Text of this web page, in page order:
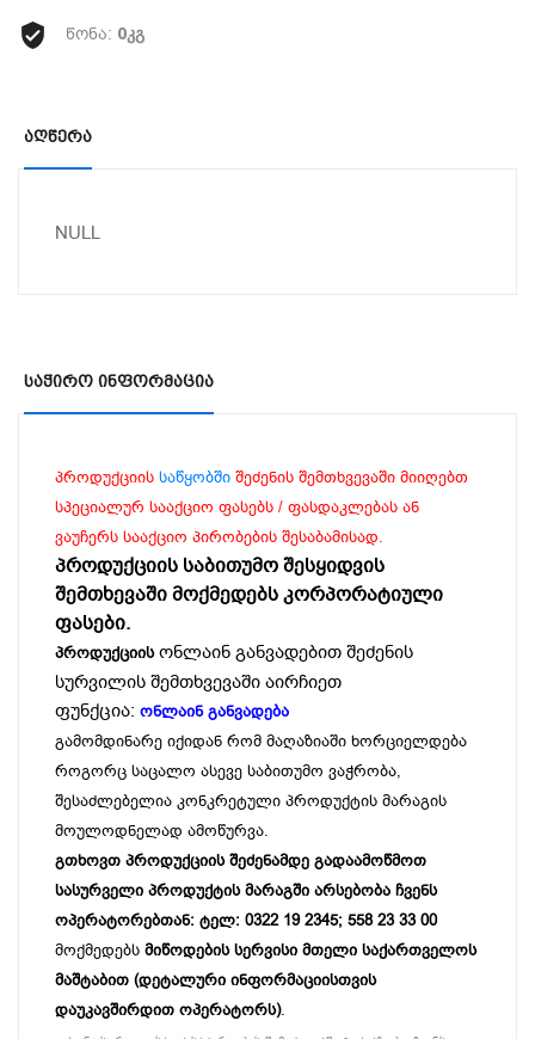
წონა: 0კგ
Აღწერა
NULL
Საჭირო Ინფორმაცია
პროდუქციის საწყობში შეძენის შემთხვევაში მიიღებთ
სპეციალურ სააქციო ფასებს / ფასდაკლებას ან
ვაუჩერს სააქციო პირობების შესაბამისად.
პროდუქციის საბითუმო შესყიდვის
შემთხევაში მოქმედებს კორპორატიული
ფასები.
პროდუქციის ონლაინ განვადებით შეძენის
სურვილის შემთხვევაში აირჩიეთ
ფუნქცია: ონლაინ განვადება
გამომდინარე იქიდან რომ მაღაზიაში ხორციელდება
როგორც საცალო ასევე საბითუმო ვაჭრობა,
შესაძლებელია კონკრეტული პროდუქტის მარაგის
მოულოდნელად ამოწურვა.
გთხოვთ პროდუქციის შეძენამდე გადაამოწმოთ
სასურველი პროდუქტის მარაგში არსებობა ჩვენს
ოპერატორებთან: ტელ: 0322 19 2345; 558 23 33 00
მოქმედებს მიწოდების სერვისი მთელი საქართველოს
მაშტაბით (დეტალური ინფორმაციისთვის
დაუკავშირდით ოპერატორს).